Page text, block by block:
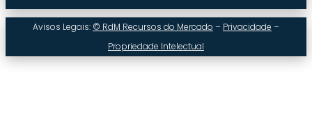
Avisos Legais: © RdM Recursos do Mercado – Privacidade –
Propriedade Intelectual